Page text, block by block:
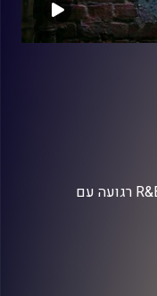
סשן ערב מלא במוזיקת היפ הופ ו R&B רגועה עם